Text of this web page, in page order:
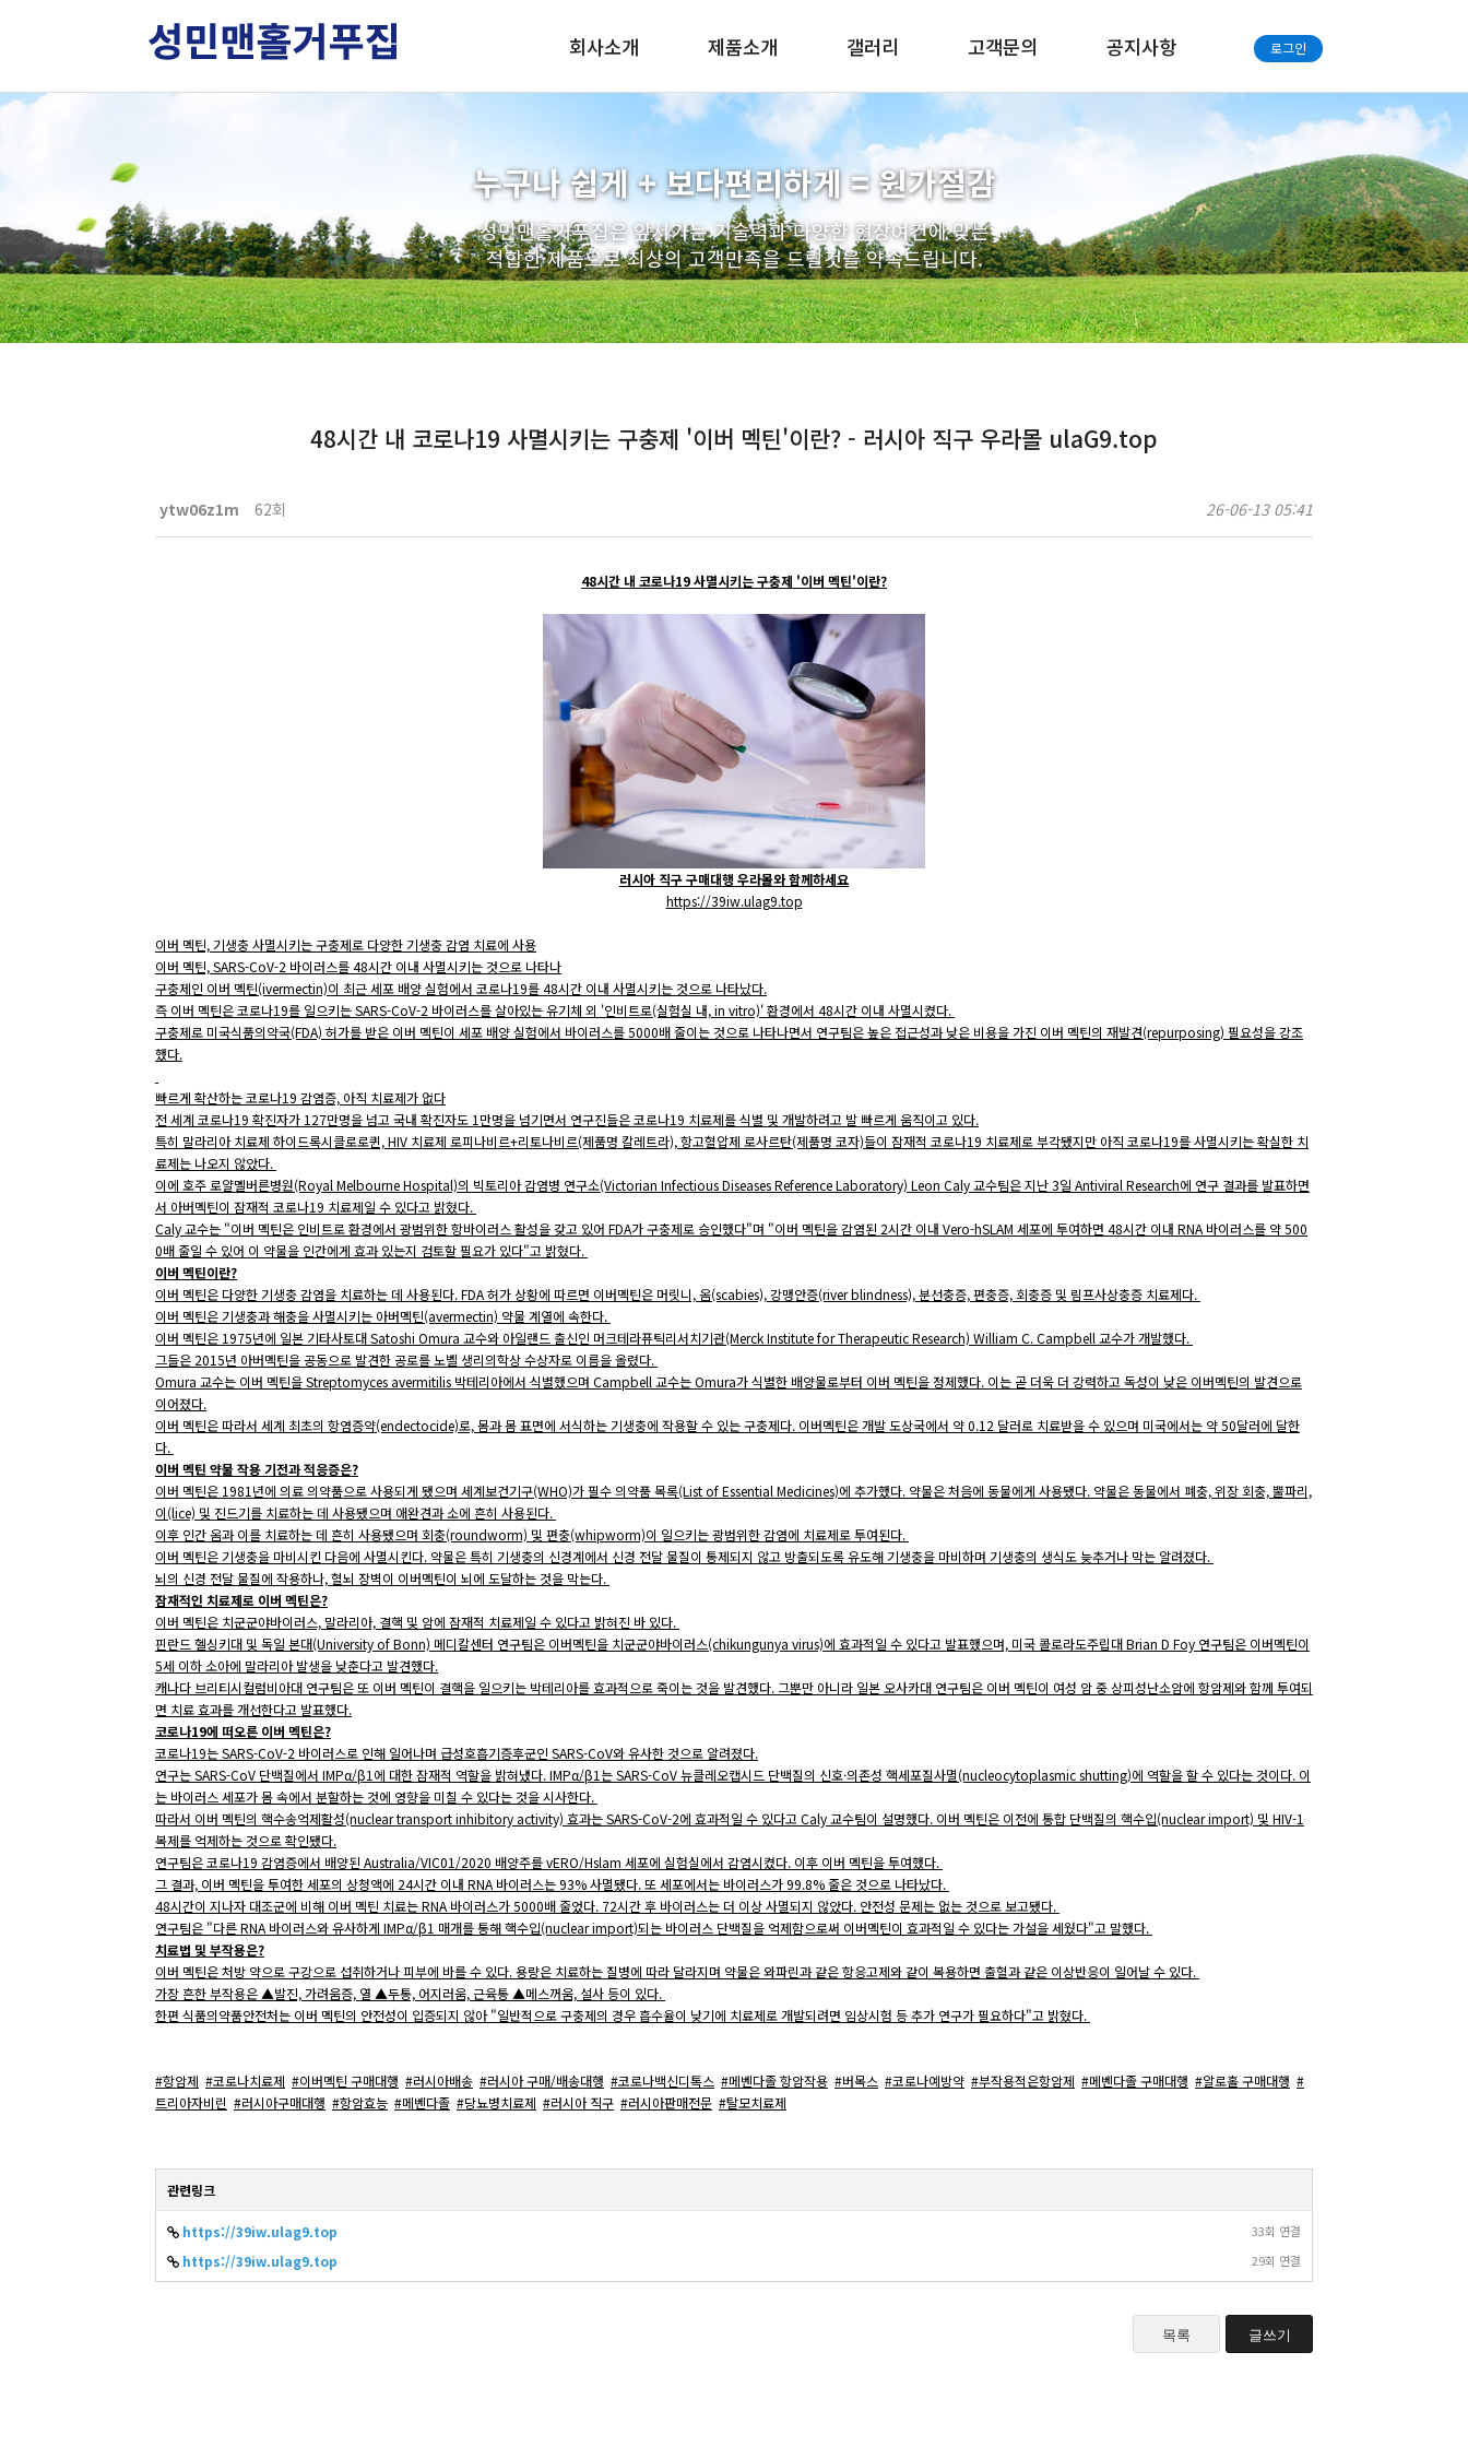
회사소개
찾아오시는길
제품소개
맨홀 구체/기초/슬라브
배수관 일체형 거푸집
우수받이
연결관링
인버터 거푸집
인상용 받침링
트레치뚜껑
헌치폼/블럭거푸집
콘크리트통(죽통)/가로등(전신주)기초
갤러리 고객문의 공지사항 로그인
누구나 쉽게 + 보다편리하게 = 원가절감
성민맨홀거푸집은 앞서가는 기술력과 다양한 현장여건에 맞는
적합한 제품으로 최상의 고객만족을 드릴것을 약속드립니다.
48시간 내 코로나19 사멸시키는 구충제 '이버 멕틴'이란? - 러시아 직구 우라몰 ulaG9.top
ytw06z1m 62회 26-06-13 05:41
48시간 내 코로나19 사멸시키는 구충제 '이버 멕틴'이란?
러시아 직구 구매대행 우라몰와 함께하세요
https://39iw.ulag9.top
이버 멕틴, 기생충 사멸시키는 구충제로 다양한 기생충 감염 치료에 사용
이버 멕틴, SARS-CoV-2 바이러스를 48시간 이내 사멸시키는 것으로 나타나
구충제인 이버 멕틴(ivermectin)이 최근 세포 배양 실험에서 코로나19를 48시간 이내 사멸시키는 것으로 나타났다.
즉 이버 멕틴은 코로나19를 일으키는 SARS-CoV-2 바이러스를 살아있는 유기체 외 '인비트로(실험실 내, in vitro)' 환경에서 48시간 이내 사멸시켰다.
구충제로 미국식품의약국(FDA) 허가를 받은 이버 멕틴이 세포 배양 실험에서 바이러스를 5000배 줄이는 것으로 나타나면서 연구팀은 높은 접근성과 낮은 비용을 가진 이버 멕틴의 재발견(repurposing) 필요성을 강조
했다.
빠르게 확산하는 코로나19 감염증, 아직 치료제가 없다
전 세계 코로나19 확진자가 127만명을 넘고 국내 확진자도 1만명을 넘기면서 연구진들은 코로나19 치료제를 식별 및 개발하려고 발 빠르게 움직이고 있다.
특히 말라리아 치료제 하이드록시클로로퀸, HIV 치료제 로피나비르+리토나비르(제품명 칼레트라), 항고혈압제 로사르탄(제품명 코자)들이 잠재적 코로나19 치료제로 부각됐지만 아직 코로나19를 사멸시키는 확실한 치
료제는 나오지 않았다.
이에 호주 로얄멜버른병원(Royal Melbourne Hospital)의 빅토리아 감염병 연구소(Victorian Infectious Diseases Reference Laboratory) Leon Caly 교수팀은 지난 3일 Antiviral Research에 연구 결과를 발표하면
서 아버멕틴이 잠재적 코로나19 치료제일 수 있다고 밝혔다.
Caly 교수는 "이버 멕틴은 인비트로 환경에서 광범위한 항바이러스 활성을 갖고 있어 FDA가 구충제로 승인했다"며 "이버 멕틴을 감염된 2시간 이내 Vero-hSLAM 세포에 투여하면 48시간 이내 RNA 바이러스를 약 500
0배 줄일 수 있어 이 약물을 인간에게 효과 있는지 검토할 필요가 있다"고 밝혔다.
이버 멕틴이란?
이버 멕틴은 다양한 기생충 감염을 치료하는 데 사용된다. FDA 허가 상황에 따르면 이버멕틴은 머릿니, 옴(scabies), 강맹안증(river blindness), 분선충증, 편충증, 회충증 및 림프사상충증 치료제다.
이버 멕틴은 기생충과 해충을 사멸시키는 아버멕틴(avermectin) 약물 계열에 속한다.
이버 멕틴은 1975년에 일본 기타사토대 Satoshi Omura 교수와 아일랜드 출신인 머크테라퓨틱리서치기관(Merck Institute for Therapeutic Research) William C. Campbell 교수가 개발했다.
그들은 2015년 아버멕틴을 공동으로 발견한 공로를 노벨 생리의학상 수상자로 이름을 올렸다.
Omura 교수는 이버 멕틴을 Streptomyces avermitilis 박테리아에서 식별했으며 Campbell 교수는 Omura가 식별한 배양물로부터 이버 멕틴을 정제했다. 이는 곧 더욱 더 강력하고 독성이 낮은 이버멕틴의 발견으로
이어졌다.
이버 멕틴은 따라서 세계 최초의 항염증약(endectocide)로, 몸과 몸 표면에 서식하는 기생충에 작용할 수 있는 구충제다. 이버멕틴은 개발 도상국에서 약 0.12 달러로 치료받을 수 있으며 미국에서는 약 50달러에 달한
다.
이버 멕틴 약물 작용 기전과 적응증은?
이버 멕틴은 1981년에 의료 의약품으로 사용되게 됐으며 세계보건기구(WHO)가 필수 의약품 목록(List of Essential Medicines)에 추가했다. 약물은 처음에 동물에게 사용됐다. 약물은 동물에서 폐충, 위장 회충, 뿔파리,
이(lice) 및 진드기를 치료하는 데 사용됐으며 애완견과 소에 흔히 사용된다.
이후 인간 옴과 이를 치료하는 데 흔히 사용됐으며 회충(roundworm) 및 편충(whipworm)이 일으키는 광범위한 감염에 치료제로 투여된다.
이버 멕틴은 기생충을 마비시킨 다음에 사멸시킨다. 약물은 특히 기생충의 신경계에서 신경 전달 물질이 통제되지 않고 방출되도록 유도해 기생충을 마비하며 기생충의 생식도 늦추거나 막는 알려졌다.
뇌의 신경 전달 물질에 작용하나, 혈뇌 장벽이 이버멕틴이 뇌에 도달하는 것을 막는다.
잠재적인 치료제로 이버 멕틴은?
이버 멕틴은 치군군야바이러스, 말라리아, 결핵 및 암에 잠재적 치료제일 수 있다고 밝혀진 바 있다.
핀란드 헬싱키대 및 독일 본대(University of Bonn) 메디칼센터 연구팀은 이버멕틴을 치군군야바이러스(chikungunya virus)에 효과적일 수 있다고 발표했으며, 미국 콜로라도주립대 Brian D Foy 연구팀은 이버멕틴이
5세 이하 소아에 말라리아 발생을 낮춘다고 발견했다.
캐나다 브리티시컬럼비아대 연구팀은 또 이버 멕틴이 결핵을 일으키는 박테리아를 효과적으로 죽이는 것을 발견했다. 그뿐만 아니라 일본 오사카대 연구팀은 이버 멕틴이 여성 암 중 상피성난소암에 항암제와 함께 투여되
면 치료 효과를 개선한다고 발표했다.
코로나19에 떠오른 이버 멕틴은?
코로나19는 SARS-CoV-2 바이러스로 인해 일어나며 급성호흡기증후군인 SARS-CoV와 유사한 것으로 알려졌다.
연구는 SARS-CoV 단백질에서 IMPα/β1에 대한 잠재적 역할을 밝혀냈다. IMPα/β1는 SARS-CoV 뉴클레오캡시드 단백질의 신호·의존성 핵세포질사멸(nucleocytoplasmic shutting)에 역할을 할 수 있다는 것이다. 이
는 바이러스 세포가 몸 속에서 분할하는 것에 영향을 미칠 수 있다는 것을 시사한다.
따라서 이버 멕틴의 핵수송억제활성(nuclear transport inhibitory activity) 효과는 SARS-CoV-2에 효과적일 수 있다고 Caly 교수팀이 설명했다. 이버 멕틴은 이전에 통합 단백질의 핵수입(nuclear import) 및 HIV-1
복제를 억제하는 것으로 확인됐다.
연구팀은 코로나19 감염증에서 배양된 Australia/VIC01/2020 배양주를 vERO/Hslam 세포에 실험실에서 감염시켰다. 이후 이버 멕틴을 투여했다.
그 결과, 이버 멕틴을 투여한 세포의 상청액에 24시간 이내 RNA 바이러스는 93% 사멸됐다. 또 세포에서는 바이러스가 99.8% 줄은 것으로 나타났다.
48시간이 지나자 대조군에 비해 이버 멕틴 치료는 RNA 바이러스가 5000배 줄었다. 72시간 후 바이러스는 더 이상 사멸되지 않았다. 안전성 문제는 없는 것으로 보고됐다.
연구팀은 "다른 RNA 바이러스와 유사하게 IMPα/β1 매개를 통해 핵수입(nuclear import)되는 바이러스 단백질을 억제함으로써 이버멕틴이 효과적일 수 있다는 가설을 세웠다"고 말했다.
치료법 및 부작용은?
이버 멕틴은 처방 약으로 구강으로 섭취하거나 피부에 바를 수 있다. 용량은 치료하는 질병에 따라 달라지며 약물은 와파린과 같은 항응고제와 같이 복용하면 출혈과 같은 이상반응이 일어날 수 있다.
가장 흔한 부작용은 ▲발진, 가려움증, 열 ▲두통, 어지러움, 근육통 ▲메스꺼움, 설사 등이 있다.
한편 식품의약품안전처는 이버 멕틴의 안전성이 입증되지 않아 "일반적으로 구충제의 경우 흡수율이 낮기에 치료제로 개발되려면 임상시험 등 추가 연구가 필요하다"고 밝혔다.
#항암제 #코로나치료제 #이버멕틴 구매대행 #러시아배송 #러시아 구매/배송대행 #코로나백신디톡스 #메벤다졸 항암작용 #버목스 #코로나예방약 #부작용적은항암제 #메벤다졸 구매대행 #알로홀 구매대행 #
트리아자비린 #러시아구매대행 #항암효능 #메벤다졸 #당뇨병치료제 #러시아 직구 #러시아판매전문 #탈모치료제
관련링크
https://39iw.ulag9.top 33회 연결
https://39iw.ulag9.top 29회 연결
목록 글쓰기